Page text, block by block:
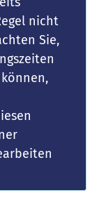
nicht
Sie,